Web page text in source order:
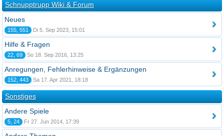
Schnupptrupp Wiki & Forum
Neues
155, 551 Di 5. Sep 2023, 15:01
Hilfe & Fragen
22, 69 So 18. Sep 2016, 13:25
Anregungen, Fehlerhinweise & Ergänzungen
152, 443 Sa 17. Apr 2021, 18:18
Sonstiges
Andere Spiele
5, 24 Fr 27. Jun 2014, 17:39